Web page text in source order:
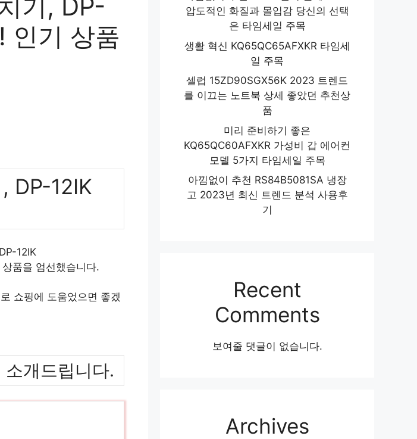
기, DP-
인기 상품
DP-12IK
12IK
품을 엄선했습니다.
쇼핑에 도움었으면 좋겠
개드립니다.
압도적인 화질과 몰입감 당신의 선택
은 타임세일 주목
생활 혁신 KQ65QC65AFXKR 타임세
일 주목
셀럽 15ZD90SGX56K 2023 트렌드
를 이끄는 노트북 상세 좋았던 추천상
품
미리 준비하기 좋은
KQ65QC60AFXKR 가성비 갑 에어컨
모델 5가지 타임세일 주목
아낌없이 추천 RS84B5081SA 냉장
고 2023년 최신 트렌드 분석 사용후
기
Recent
Comments
보여줄 댓글이 없습니다.
Archives